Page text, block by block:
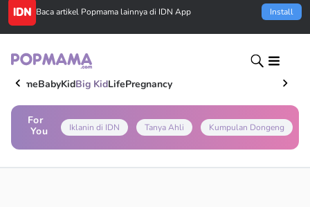
Baca artikel Popmama lainnya di IDN App Install
HomeBabyKidBig KidLifePregnancy
For
You
Iklanin di IDN Tanya Ahli Kumpulan Dongeng